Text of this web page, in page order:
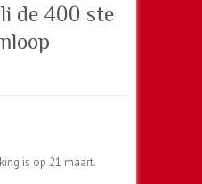
de 400 ste
is op 21 maart.